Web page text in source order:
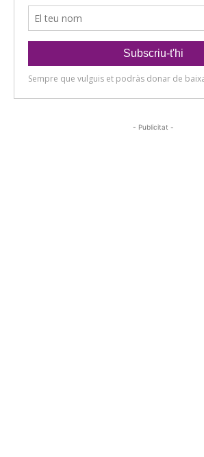
- Publicitat -